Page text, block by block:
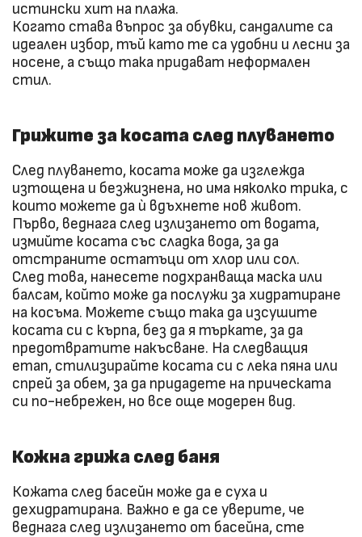
истински хит на плажа.
Когато става въпрос за обувки, сандалите са
идеален избор, тъй като те са удобни и лесни за
носене, а също така придават неформален
стил.
Грижите за косата след плуването
След плуването, косата може да изглежда
изтощена и безжизнена, но има няколко трика, с
които можете да ѝ вдъхнете нов живот.
Първо, веднага след излизането от водата,
измийте косата със сладка вода, за да
отстраните остатъци от хлор или сол.
След това, нанесете подхранваща маска или
балсам, който може да послужи за хидратиране
на косъма. Можете също така да изсушите
косата си с кърпа, без да я търкате, за да
предотвратите накъсване. На следващия
етап, стилизирайте косата си с лека пяна или
спрей за обем, за да придадете на прическата
си по-небрежен, но все още модерен вид.
Кожна грижа след баня
Кожата след басейн може да е суха и
дехидратирана. Важно е да се уверите, че
веднага след излизането от басейна, сте